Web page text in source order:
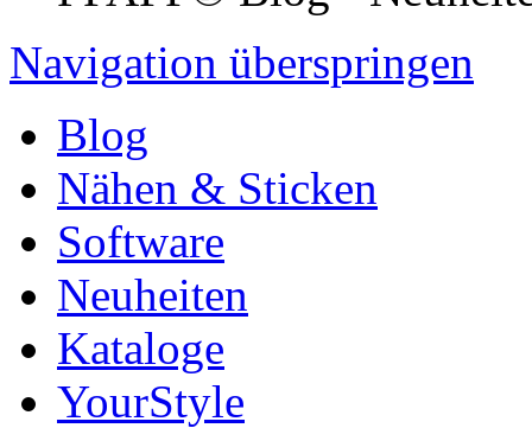
Navigation überspringen
Blog
Nähen & Sticken
Software
Neuheiten
Kataloge
YourStyle